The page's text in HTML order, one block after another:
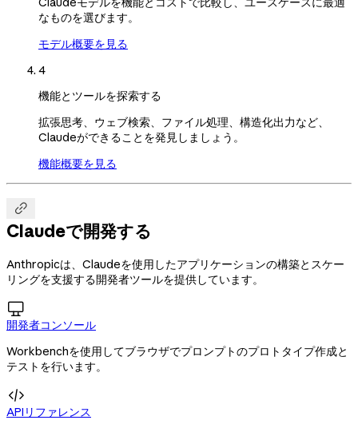
なものを選びます。
モデル概要を見る
4
機能とツールを探索する
拡張思考、ウェブ検索、ファイル処理、構造化出力など、
Claudeができることを発見しましょう。
機能概要を見る

Claudeで開発する
Anthropicは、Claudeを使用したアプリケーションの構築とスケー
リングを支援する開発者ツールを提供しています。

開発者コンソール
Workbenchを使用してブラウザでプロンプトのプロトタイプ作成と
テストを行います。

APIリファレンス